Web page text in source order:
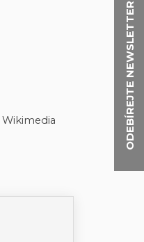
ODEBÍREJTE NEWSLETTER